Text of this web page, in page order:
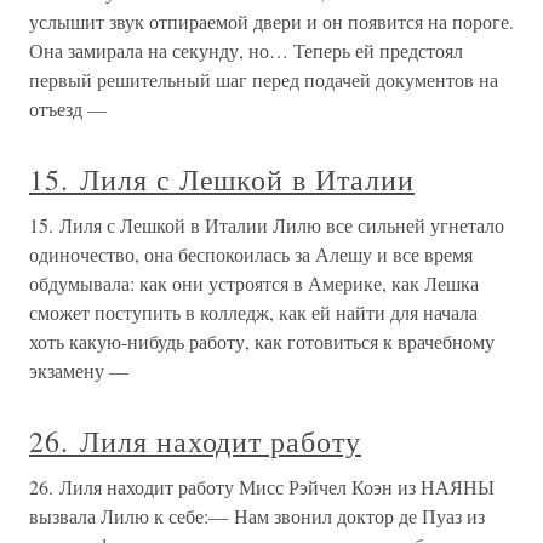
услышит звук отпираемой двери и он появится на пороге.
Она замирала на секунду, но… Теперь ей предстоял
первый решительный шаг перед подачей документов на
отъезд —
15. Лиля с Лешкой в Италии
15. Лиля с Лешкой в Италии Лилю все сильней угнетало
одиночество, она беспокоилась за Алешу и все время
обдумывала: как они устроятся в Америке, как Лешка
сможет поступить в колледж, как ей найти для начала
хоть какую-нибудь работу, как готовиться к врачебному
экзамену —
26. Лиля находит работу
26. Лиля находит работу Мисс Рэйчел Коэн из НАЯНЫ
вызвала Лилю к себе:— Нам звонил доктор де Пуаз из